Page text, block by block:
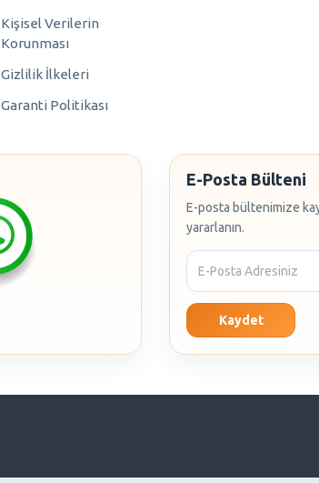
Kişisel Verilerin
Korunması
Gizlilik İlkeleri
Garanti Politikası
E-Posta Bülteni
E-posta bültenimize
yararlanın.
Kaydet